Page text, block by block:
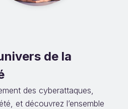
de la
des cyberattaques,
et découvrez l’ensemble